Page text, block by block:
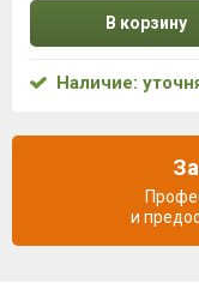
В корзину
Наличие:
и